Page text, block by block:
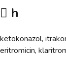
 h
ketokonazol,
eritromicin,